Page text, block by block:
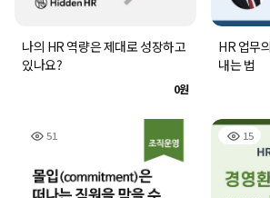
나의 HR 역량은 제대로 성장하고
있나요?
0원
HR 업무
내는 법
51 15